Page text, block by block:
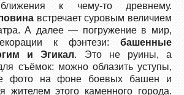
к чему-то древнему.
встречает суровым величием
А далее — погружение в мир,
к фэнтези: башенные
и Эгикал. Это не руины, а
съёмок: можно облазить уступы,
фото на фоне боевых башен и
жителем этого каменного города.